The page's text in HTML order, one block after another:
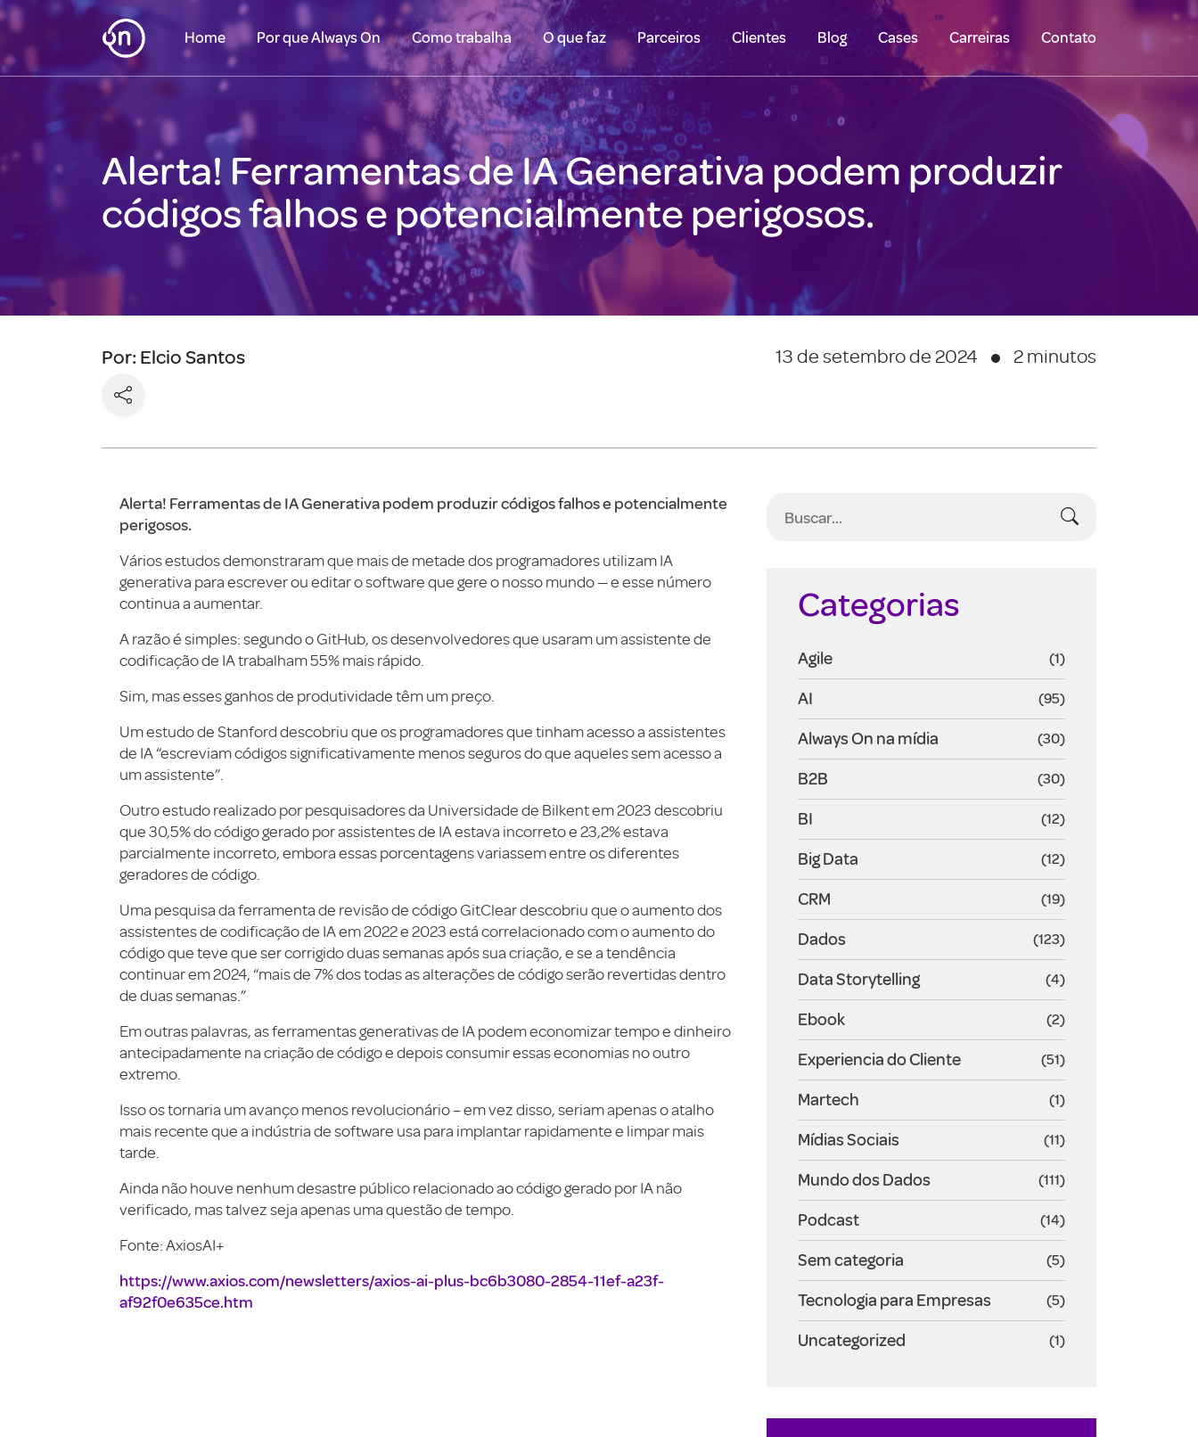
Home Por que Always On Como trabalha O que faz Parceiros Clientes Blog Cases Carreiras Contato
Alerta! Ferramentas de IA Generativa podem produzir
códigos falhos e potencialmente perigosos.
Por: Elcio Santos 13 de setembro de 2024 2 minutos
Alerta! Ferramentas de IA Generativa podem produzir códigos falhos e potencialmente
perigosos.
Vários estudos demonstraram que mais de metade dos programadores utilizam IA
generativa para escrever ou editar o software que gere o nosso mundo — e esse número
continua a aumentar.
A razão é simples: segundo o GitHub, os desenvolvedores que usaram um assistente de
codificação de IA trabalham 55% mais rápido.
Sim, mas esses ganhos de produtividade têm um preço.
Um estudo de Stanford descobriu que os programadores que tinham acesso a assistentes
de IA “escreviam códigos significativamente menos seguros do que aqueles sem acesso a
um assistente”.
Outro estudo realizado por pesquisadores da Universidade de Bilkent em 2023 descobriu
que 30,5% do código gerado por assistentes de IA estava incorreto e 23,2% estava
parcialmente incorreto, embora essas porcentagens variassem entre os diferentes
geradores de código.
Uma pesquisa da ferramenta de revisão de código GitClear descobriu que o aumento dos
assistentes de codificação de IA em 2022 e 2023 está correlacionado com o aumento do
código que teve que ser corrigido duas semanas após sua criação, e se a tendência
continuar em 2024, “mais de 7% dos todas as alterações de código serão revertidas dentro
de duas semanas.”
Em outras palavras, as ferramentas generativas de IA podem economizar tempo e dinheiro
antecipadamente na criação de código e depois consumir essas economias no outro
extremo.
Isso os tornaria um avanço menos revolucionário – em vez disso, seriam apenas o atalho
mais recente que a indústria de software usa para implantar rapidamente e limpar mais
tarde.
Ainda não houve nenhum desastre público relacionado ao código gerado por IA não
verificado, mas talvez seja apenas uma questão de tempo.
Fonte: AxiosAI+
https://www.axios.com/newsletters/axios-ai-plus-bc6b3080-2854-11ef-a23f-
af92f0e635ce.htm
Categorias
Agile (1)
AI (95)
Always On na mídia (30)
B2B (30)
BI (12)
Big Data (12)
CRM (19)
Dados (123)
Data Storytelling (4)
Ebook (2)
Experiencia do Cliente (51)
Martech (1)
Mídias Sociais (11)
Mundo dos Dados (111)
Podcast (14)
Sem categoria (5)
Tecnologia para Empresas (5)
Uncategorized (1)